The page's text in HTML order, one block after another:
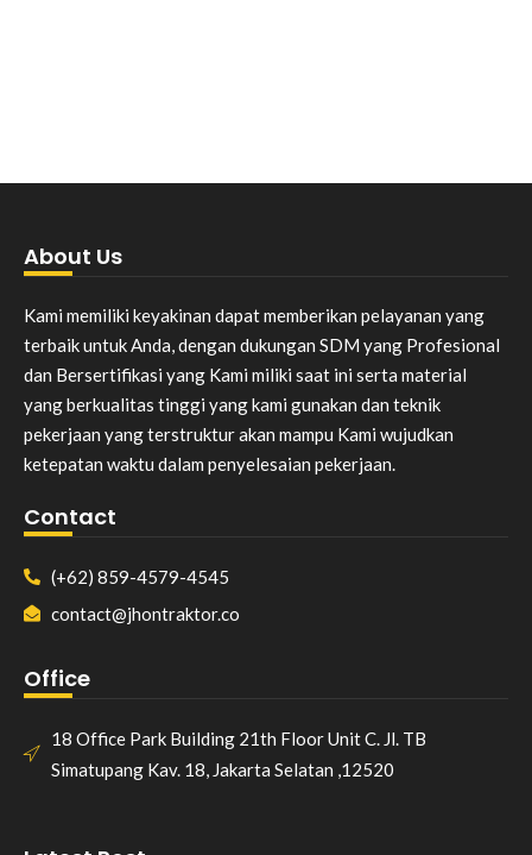
About Us
Kami memiliki keyakinan dapat memberikan pelayanan yang
terbaik untuk Anda, dengan dukungan SDM yang Profesional
dan Bersertifikasi yang Kami miliki saat ini serta material
yang berkualitas tinggi yang kami gunakan dan teknik
pekerjaan yang terstruktur akan mampu Kami wujudkan
ketepatan waktu dalam penyelesaian pekerjaan.
Contact
(+62) 859-4579-4545
contact@jhontraktor.co
Office
18 Office Park Building 21th Floor Unit C. Jl. TB
Simatupang Kav. 18, Jakarta Selatan ,12520